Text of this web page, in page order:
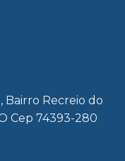
Bairro Recreio do
Cep 74393-280